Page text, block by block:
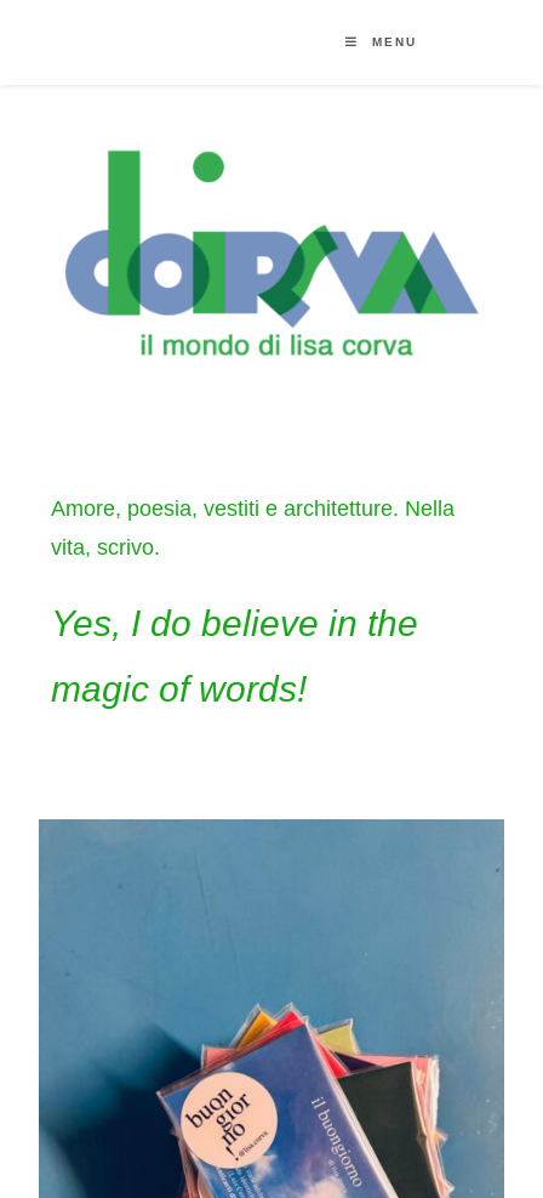
MENU
Amore, poesia, vestiti e architetture. Nella
vita, scrivo.
Yes, I do believe in the
magic of words!